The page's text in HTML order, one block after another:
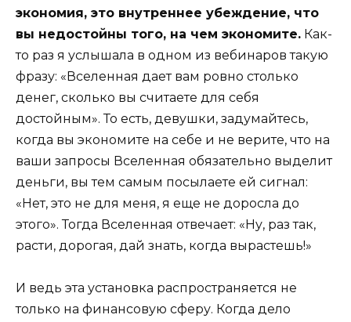
экономия, это внутреннее убеждение, что
вы недостойны того, на чем экономите. Как-
то раз я услышала в одном из вебинаров такую
фразу: «Вселенная дает вам ровно столько
денег, сколько вы считаете для себя
достойным». То есть, девушки, задумайтесь,
когда вы экономите на себе и не верите, что на
ваши запросы Вселенная обязательно выделит
деньги, вы тем самым посылаете ей сигнал:
«Нет, это не для меня, я еще не доросла до
этого». Тогда Вселенная отвечает: «Ну, раз так,
расти, дорогая, дай знать, когда вырастешь!»
И ведь эта установка распространяется не
только на финансовую сферу. Когда дело